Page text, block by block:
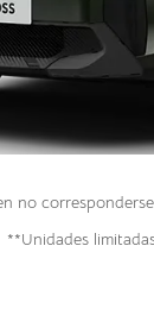
no
**Unidades